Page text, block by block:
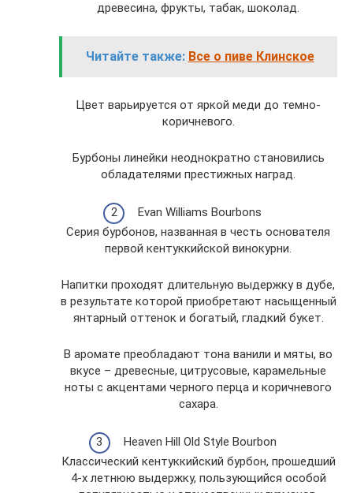
древесина, фрукты, табак, шоколад.
Читайте также: Все о пиве Клинское
Цвет варьируется от яркой меди до темно-
коричневого.
Бурбоны линейки неоднократно становились
обладателями престижных наград.
Evan Williams Bourbons
Серия бурбонов, названная в честь основателя
первой кентуккийской винокурни.
Напитки проходят длительную выдержку в дубе,
в результате которой приобретают насыщенный
янтарный оттенок и богатый, гладкий букет.
В аромате преобладают тона ванили и мяты, во
вкусе – древесные, цитрусовые, карамельные
ноты с акцентами черного перца и коричневого
сахара.
Heaven Hill Old Style Bourbon
Классический кентуккийский бурбон, прошедший
4-х летнюю выдержку, пользующийся особой